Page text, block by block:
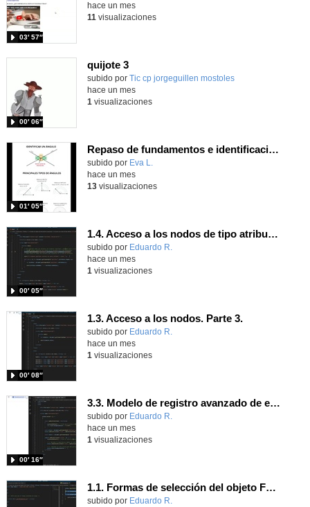
03′ 57″
hace un mes
11 visualizaciones
quijote 3
subido por Tic cp jorgeguillen mostoles
00′ 06″
-
hace un mes
1 visualizaciones
Repaso de fundamentos e identificación de ángulos
Contenido educativo.
subido por Eva L.
01′ 05″
hace un mes
13visualizaciones
1.4. Acceso a los nodos de tipo atributo. Parte 3.
Contenido educativo.
subido por Eduardo R.
00′ 05″
hace un mes
1 visualizaciones
1.3. Acceso a los nodos. Parte 3.
Contenido educativo.
subido por Eduardo R.
00′ 08″
hace un mes
1 visualizaciones
3.3. Modelo de registro avanzado de eventos según W3C 3.
Contenido educativo.
subido por Eduardo R.
00′ 16″
hace un mes
1 visualizaciones
1.1. Formas de selección del objeto Form 3
Contenido educativo.
subido por Eduardo R.